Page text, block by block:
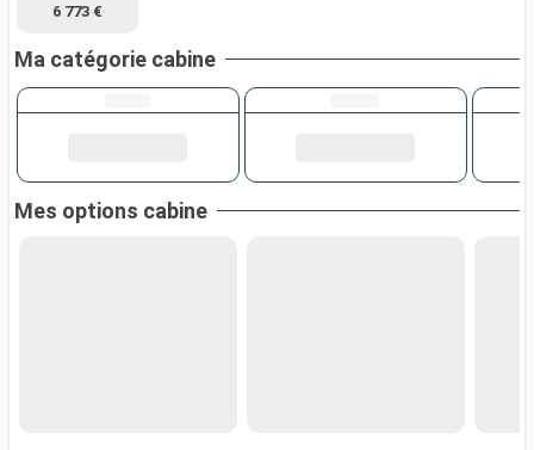
6 773 €
Ma catégorie cabine
Mes options cabine